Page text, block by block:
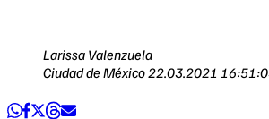
Larissa Valenzuela
Ciudad de México22.03.2021